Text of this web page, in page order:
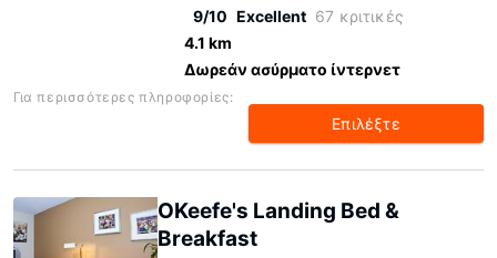
9/10 Excellent 67 κριτικές
4.1 km
Δωρεάν ασύρματο ίντερνετ
Για περισσότερες πληροφορίες:
Επιλέξτε
OKeefe's Landing Bed &
Breakfast